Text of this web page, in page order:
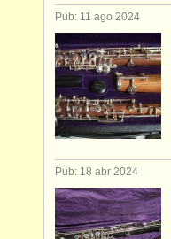
Pub: 11 ago 2024
Pub: 18 abr 2024